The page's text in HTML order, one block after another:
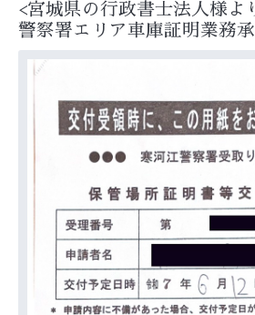
<宮城県の行政書士法人様よ
警察署エリア車庫証明業務